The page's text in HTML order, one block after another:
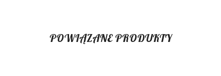
POWIĄZANE PRODUKTY